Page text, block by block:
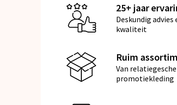
25+ jaar
Deskundig advies
kwaliteit
Ruim
Van
promotiekleding